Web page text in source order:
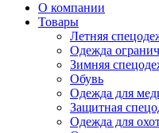
О компании
Товары
Летняя
Одежда
Зимняя
Обувь
Одежда для
Защитная
Одежда для